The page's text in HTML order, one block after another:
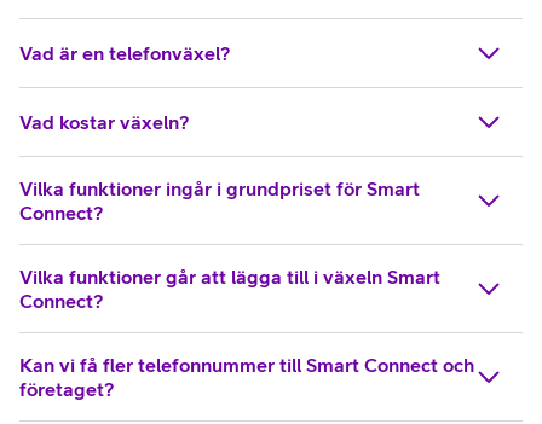
Vad är en telefonväxel?
Vad kostar växeln?
Vilka funktioner ingår i grundpriset för Smart
Connect?
Vilka funktioner går att lägga till i växeln Smart
Connect?
Kan vi få fler telefonnummer till Smart Connect och
företaget?